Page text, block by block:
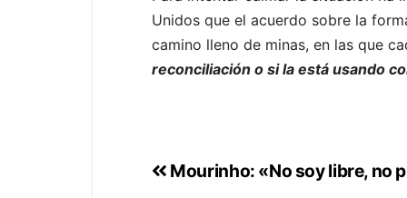
Unidos que el acuerdo sobre la
camino lleno de minas, en las que
reconciliación o si la está usando
Mourinho: «No soy libre, no